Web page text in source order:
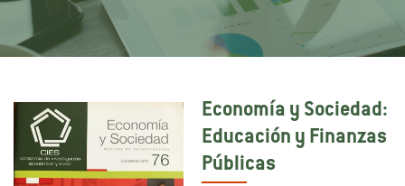
Economía y Sociedad:
Educación y Finanzas
Públicas